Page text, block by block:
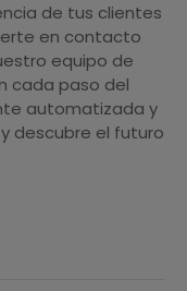
de tus clientes
en contacto
equipo de
cada paso del
automatizada y
descubre el futuro